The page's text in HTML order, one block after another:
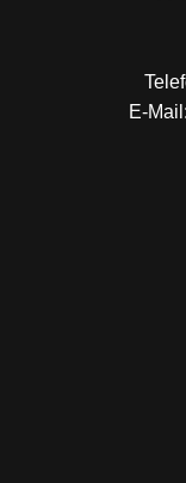
E-Mail: